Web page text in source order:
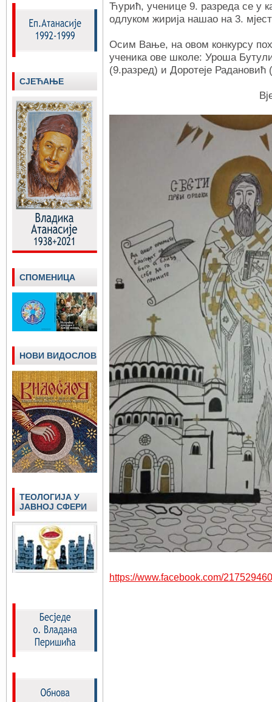
Ћурић, ученице 9. разреда се у
одлуком жирија нашао на 3.
Осим Вање, на овом конкурсу
ученика ове школе: Уроша
(9.разред) и Доротеје Радановић
https://www.facebook.com/
СЈЕЋАЊЕ
СПОМЕНИЦА
НОВИ ВИДОСЛОВ
ТЕОЛОГИЈА У
ЈАВНОЈ СФЕРИ